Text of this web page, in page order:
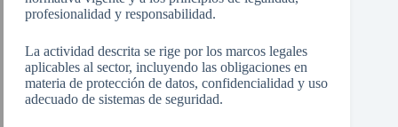
profesionalidad y responsabilidad.
La actividad descrita se rige por los marcos legales
aplicables al sector, incluyendo las obligaciones en
materia de protección de datos, confidencialidad y uso
adecuado de sistemas de seguridad.